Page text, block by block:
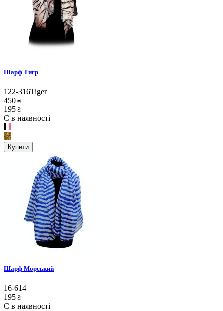
Шарф Тигр
122-316Tiger
450 ₴
195 ₴
Є в наявності
Купити
Шарф Морський
16-614
195 ₴
Є в наявності